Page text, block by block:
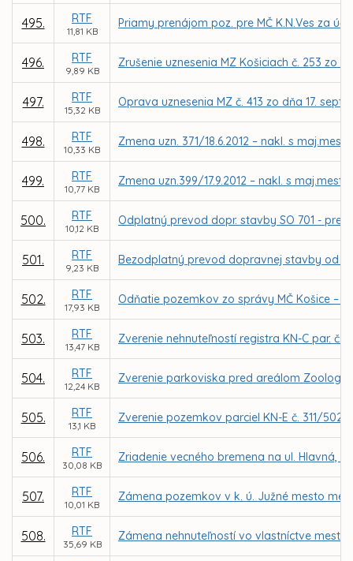
495. RTF
11,81 KB
Priamy prenájom poz. pre MČ K.N.Ves za
496. RTF
9,89 KB
Zrušenie uznesenia MZ Košiciach č. 253 zo
497. RTF
15,32 KB
Oprava uznesenia MZ č. 413 zo dňa 17.
498. RTF
10,33 KB
Zmena uzn. 371/18.6.2012 – nakl. s
499. RTF
10,77 KB
Zmena uzn.399/17.9.2012 – nakl. s
500. RTF
10,12 KB
Odplatný prevod dopr. stavby SO 701 -
501. RTF
9,23 KB
Bezodplatný prevod dopravnej stavby od
502. RTF
17,93 KB
Odňatie pozemkov zo správy MČ Košice –
503. RTF
13,47 KB
Zverenie nehnuteľností registra KN-C par. č.
504. RTF
12,24 KB
Zverenie parkoviska pred areálom
505. RTF
13,1 KB
Zverenie pozemkov parciel KN-E č. 311/
506. RTF
30,08 KB
Zriadenie vecného bremena na ul. Hlavná,
507. RTF
10,01 KB
Zámena pozemkov v k. ú. Južné mesto
508. RTF
35,69 KB
Zámena nehnuteľností vo vlastníctve mesta